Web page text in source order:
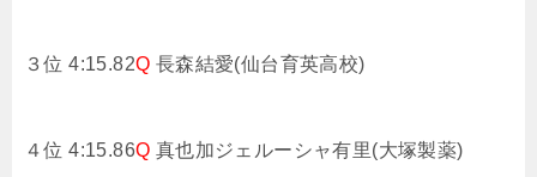
３位 4:15.82Q 長森結愛(仙台育英高校)
４位 4:15.86Q 真也加ジェルーシャ有里(大塚製薬)